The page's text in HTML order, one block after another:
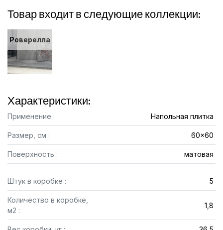
Товар входит в следующие коллекции:
Роверелла
Характеристики:
Применение : Напольная плитка
Размер, см : 60x60
Поверхность : матовая
Штук в коробке : 5
Количество в коробке,
м2 :
1,8